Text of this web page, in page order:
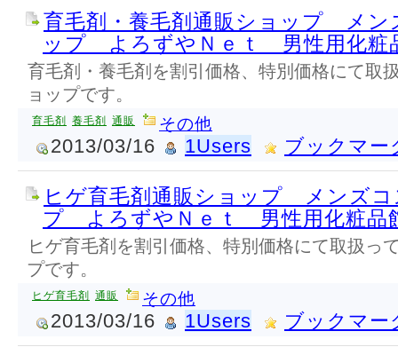
育毛剤・養毛剤通販ショップ メン
ップ よろずやＮｅｔ 男性用化粧
育毛剤・養毛剤を割引価格、特別価格にて取
ョップです。
育毛剤 養毛剤 通販 その他
2013/03/16 1Users ブックマー
ヒゲ育毛剤通販ショップ メンズコ
プ よろずやＮｅｔ 男性用化粧品
ヒゲ育毛剤を割引価格、特別価格にて取扱っ
プです。
ヒゲ育毛剤 通販 その他
2013/03/16 1Users ブックマー